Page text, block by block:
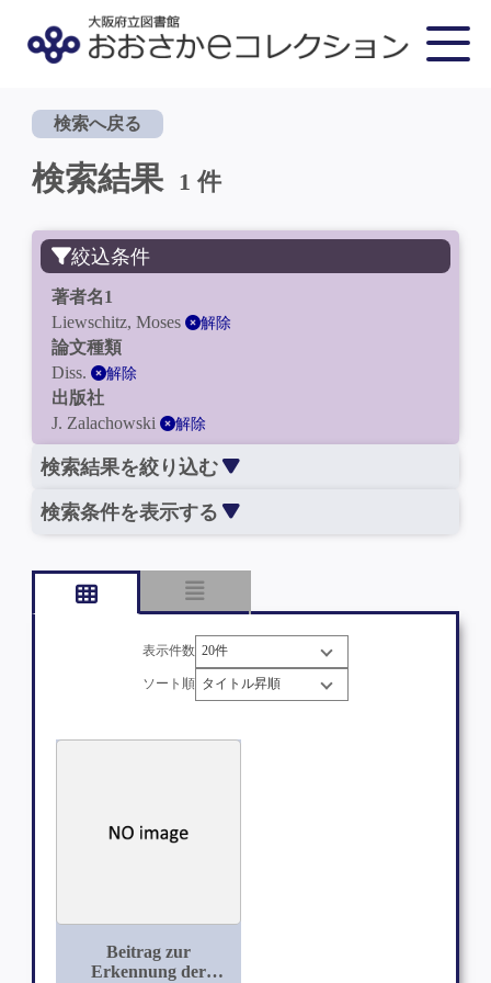
検索へ戻る
検索結果 1 件
絞込条件
著者名1
Liewschitz, Moses
解除
論文種類
Diss.
解除
出版社
J. Zalachowski
解除
検索結果を絞り込む
検索条件を表示する
表示件数
ソート順
Beitrag zur
Erkennung der